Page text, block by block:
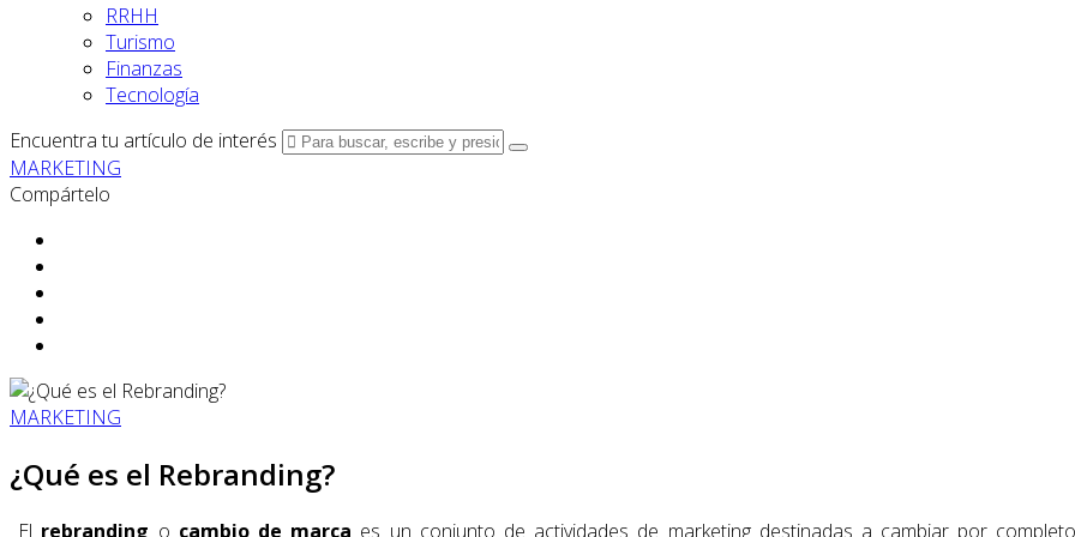
RRHH
Turismo
Finanzas
Tecnología
Encuentra tu artículo de interés
MARKETING
Compártelo
MARKETING
¿Qué es el Rebranding?
El rebranding o cambio de marca es un conjunto de actividades de marketing destinadas a cambiar por